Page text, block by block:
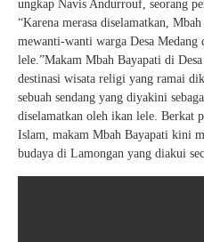
ungkap Navis Andurrouf, seorang
“Karena merasa diselamatkan,
mewanti-wanti warga Desa Medang
lele.”Makam Mbah Bayapati di
destinasi wisata religi yang ramai
sebuah sendang yang diyakini
diselamatkan oleh ikan lele. Berkat
Islam, makam Mbah Bayapati kini
budaya di Lamongan yang diakui